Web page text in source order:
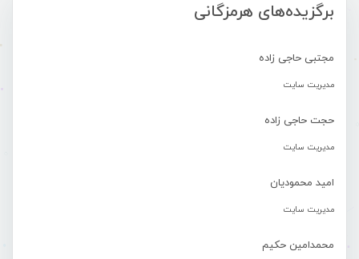
برگزیده‌های هرمزگانی
مجتبی حاجی زاده
مدیریت سایت
حجت حاجی زاده
مدیریت سایت
امید محمودیان
مدیریت سایت
محمدامین حکیم